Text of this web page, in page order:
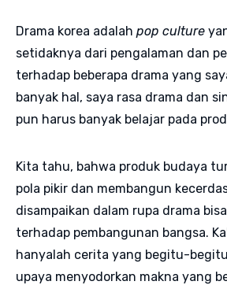
Drama korea adalah pop culture
setidaknya dari pengalaman dan
terhadap beberapa drama yang
banyak hal, saya rasa drama dan
pun harus banyak belajar pada
Kita tahu, bahwa produk budaya
pola pikir dan membangun
disampaikan dalam rupa drama
terhadap pembangunan bangsa.
hanyalah cerita yang begitu-
upaya menyodorkan makna yang